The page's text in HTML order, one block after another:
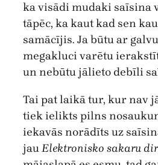
ka visādi mudaki saīsina
tāpēc, ka kaut kad sen
samācījis. Ja būtu ar
megakluci varētu
un nebūtu jālieto debīli
Tai pat laikā tur, kur nav
tiek ielikts pilns
iekavās norādīts uz
jauElektronisko sakaru